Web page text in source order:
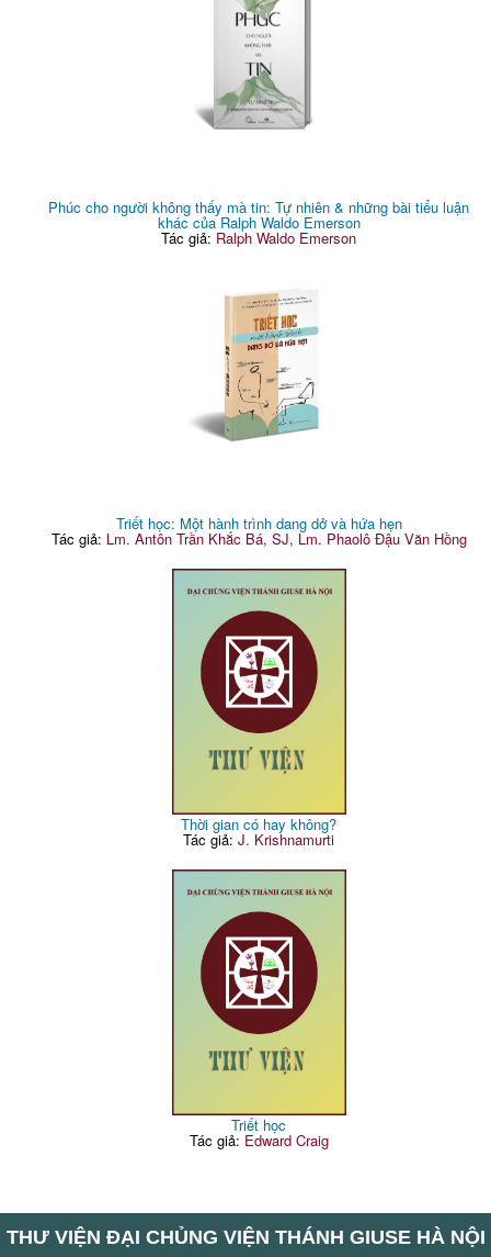
Phúc cho người không thấy mà tin: Tự nhiên & những bài tiểu luận
khác của Ralph Waldo Emerson
Tác giả: Ralph Waldo Emerson
Triết học: Một hành trình dang dở và hứa hẹn
Tác giả: Lm. Antôn Trần Khắc Bá, SJ, Lm. Phaolô Đậu Văn Hồng
Thời gian có hay không?
Tác giả:J. Krishnamurti
Triết học
Tác giả: Edward Craig
THƯ VIỆN ĐẠI CHỦNG VIỆN THÁNH GIUSE HÀ NỘI